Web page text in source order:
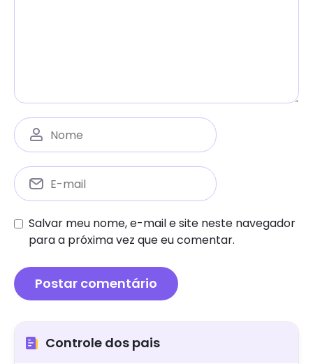
Salvar meu nome, e-mail e site neste navegador
para a próxima vez que eu comentar.
Controle dos pais